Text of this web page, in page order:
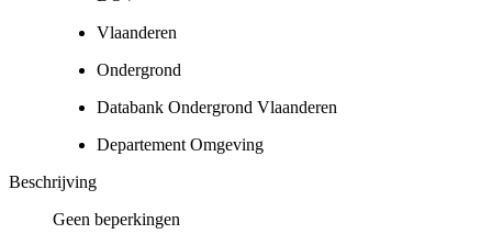
Vlaanderen
Ondergrond
Databank Ondergrond Vlaanderen
Departement Omgeving
Beschrijving
Geen beperkingen